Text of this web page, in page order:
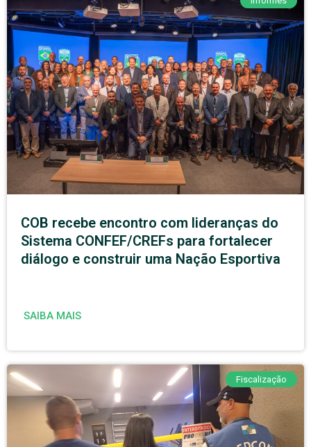
COB recebe encontro com lideranças do
Sistema CONFEF/CREFs para fortalecer
diálogo e construir uma Nação Esportiva
SAIBA MAIS
Fiscalização